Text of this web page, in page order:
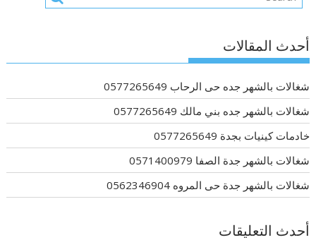
أحدث المقالات
شغالات بالشهر جده حى الرحاب 0577265649
شغالات بالشهر جده بني مالك 0577265649
خادمات كينيات بجدة 0577265649
شغالات بالشهر جدة الصفا 0571400979
شغالات بالشهر جدة حى المروه 0562346904
أحدث التعليقات